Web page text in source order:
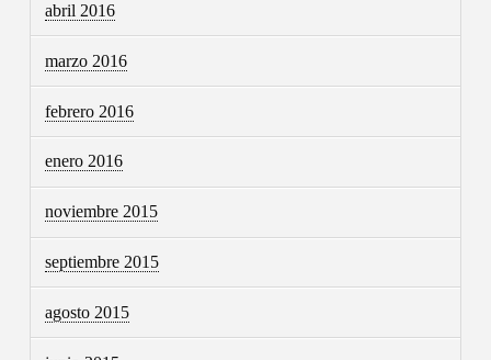
abril 2016
marzo 2016
febrero 2016
enero 2016
noviembre 2015
septiembre 2015
agosto 2015